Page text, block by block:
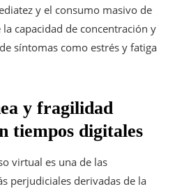
y el consumo masivo de
capacidad de concentración y
síntomas como estrés y fatiga
y fragilidad
tiempos digitales
virtual es una de las
perjudiciales derivadas de la